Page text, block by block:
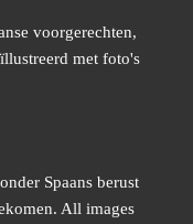
voorgerechten,
met foto's
Spaans berust
All images